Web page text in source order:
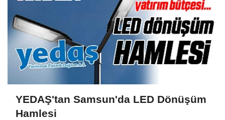
YEDAŞ'tan Samsun'da LED Dönüşüm
Hamlesi